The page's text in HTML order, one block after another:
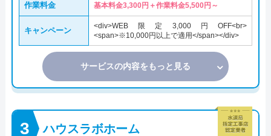
作業料金 基本料金3,300円＋作業料金5,500円～
キャンペーン
<div>WEB限定3,000円OFF<br>
<span>※10,000円以上で適用</span></div>
サービスの内容をもっと見る
ハウスラボホーム